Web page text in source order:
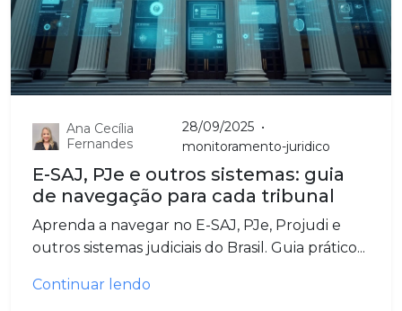
Ana Cecília
Fernandes
28/09/2025 •
monitoramento-juridico
E-SAJ, PJe e outros sistemas: guia
de navegação para cada tribunal
Aprenda a navegar no E-SAJ, PJe, Projudi e
outros sistemas judiciais do Brasil. Guia prático...
Continuar lendo